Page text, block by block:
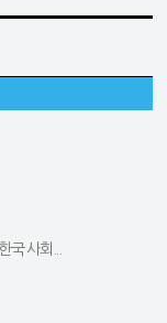
사회...